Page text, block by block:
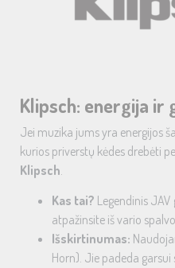
Klipsch: energija ir
Jei muzika jums yra energijos
kurios priverstų kėdes drebėti
Klipsch.
Kas tai? Legendinis
atpažinsite iš vario
Išskirtinumas:
Horn). Jie padeda garsui